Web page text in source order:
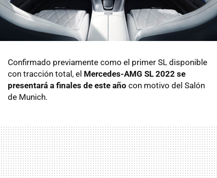
Confirmado previamente como el primer SL disponible
con tracción total, el Mercedes-AMG SL 2022 se
presentará a finales de este año con motivo del Salón
de Munich.